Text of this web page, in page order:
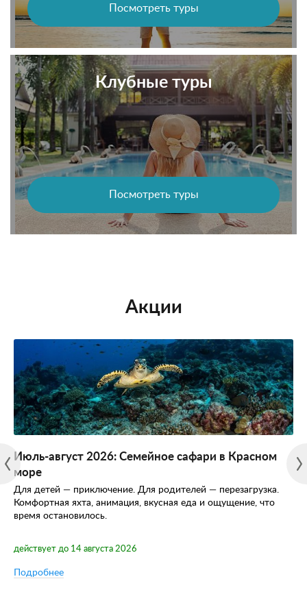
Посмотреть туры
Клубные туры
Посмотреть туры
Акции
Июль-август 2026: Семейное сафари в Красном
море
Для детей — приключение. Для родителей — перезагрузка.
Комфортная яхта, анимация, вкусная еда и ощущение, что
время остановилось.
действует до 14 августа 2026
Подробнее